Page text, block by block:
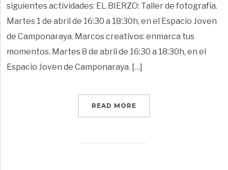
siguientes actividades: EL BIERZO: Taller de fotografía.
Martes 1 de abril de 16:30 a 18:30h, en el Espacio Joven
de Camponaraya. Marcos creativos: enmarca tus
momentos. Martes 8 de abril de 16:30 a 18:30h, en el
Espacio Joven de Camponaraya. […]
READ MORE